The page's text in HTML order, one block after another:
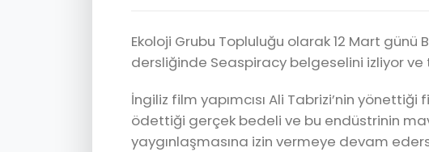
Ekoloji Grubu Topluluğu olarak 12 Mart günü
dersliğinde Seaspiracy belgeselini izliyor ve
İngiliz film yapımcısı Ali Tabrizi’nin yönettiği
ödettiği gerçek bedeli ve bu endüstrinin
yaygınlaşmasına izin vermeye devam